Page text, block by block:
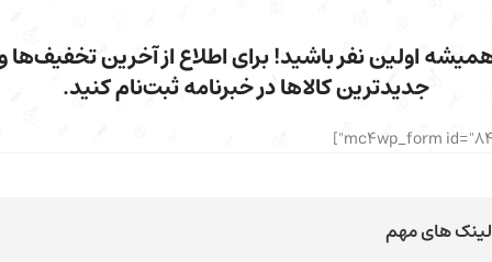
اولین نفر باشید! برای اطلاع از آخرین تخفیف‌ها
جدیدترین کالاها در خبرنامه ثبت‌نام کنید.
لینک های مهم